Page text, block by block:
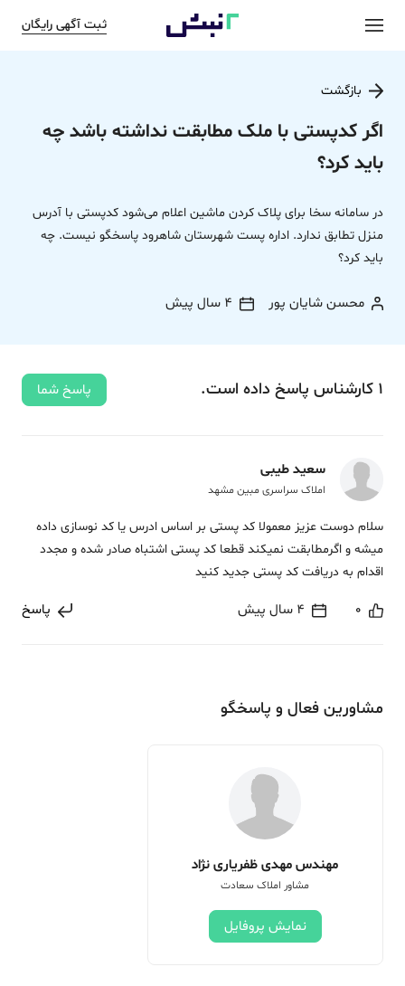
ثبت آگهی رایگان
بازگشت
اگر کدپستی با ملک مطابقت نداشته باشد چه
باید کرد؟
در سامانه سخا برای پلاک کردن ماشین اعلام می‌شود کدپستی با آدرس
منزل تطابق ندارد. اداره پست شهرستان شاهرود پاسخگو نیست. چه
باید کرد؟
محسن شایان پور 4 سال پیش
1 کارشناس پاسخ داده‌ است. پاسخ شما
سعید طیبی
املاک سراسری مبین مشهد
سلام دوست عزیز معمولا کد پستی بر اساس ادرس یا کد نوسازی داده
میشه و اگرمطابقت نمیکند قطعا کد پستی اشتباه صادر شده و مجدد
اقدام به دریافت کد پستی جدید کنید
0 4 سال پیش پاسخ
مشاورین فعال و پاسخگو
مهندس مهدی ظفریاری نژاد
مشاور املاک سعادت
نمایش پروفایل